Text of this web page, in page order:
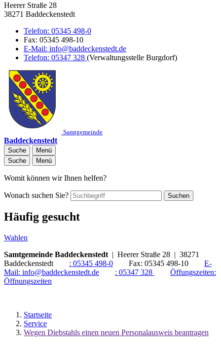
Heerer Straße 28
38271 Baddeckenstedt
Telefon: 05345 498-0
Fax: 05345 498-10
E-Mail: info@baddeckenstedt.de
Telefon: 05347 328 (Verwaltungsstelle Burgdorf)
Samtgemeinde
Baddeckenstedt
Suche
Menü
Suche
Menü
Womit können wir Ihnen helfen?
Wonach suchen Sie? Suchen
Häufig gesucht
Wahlen
Samtgemeinde Baddeckenstedt | Heerer Straße 28 | 38271
Baddeckenstedt : 05345 498-0 Fax: 05345 498-10
E-
Mail: info@baddeckenstedt.de : 05347 328
Öffungszeiten:
Öffnungszeiten
Startseite
Service
Wegen Diebstahls einen neuen Personalausweis beantragen